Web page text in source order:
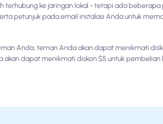
ke jaringan lokal - tetapi ada beberapa
petunjuk pada email instalasi Anda untuk
Anda, teman Anda akan dapat menikmati
dapat menikmati diskon $5 untuk